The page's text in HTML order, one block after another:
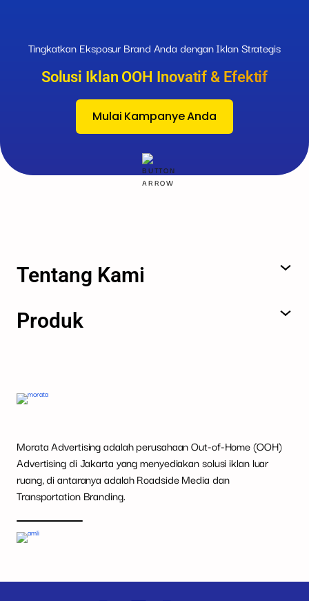
Tingkatkan Eksposur Brand Anda dengan Iklan Strategis
Solusi Iklan OOH Inovatif & Efektif
Mulai Kampanye Anda
Tentang Kami
Produk
Morata Advertising adalah perusahaan Out-of-Home (OOH)
Advertising di Jakarta yang menyediakan solusi iklan luar
ruang, di antaranya adalah Roadside Media dan
Transportation Branding.